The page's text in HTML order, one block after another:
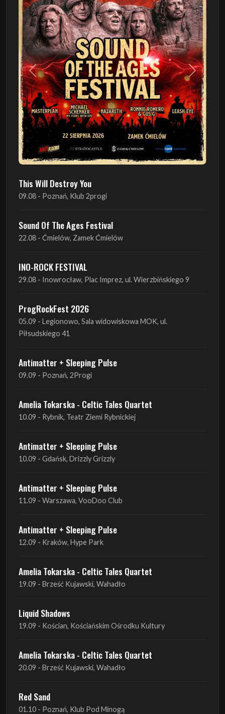
Poprzedni Następny
This Will Destroy You
09.08 - Poznań, Klub 2progi
Sound Of The Ages Festival
22.08 - Ćmielów, Zamek Ćmielów
INO-ROCK FESTIVAL
29.08 - Inowrocław, Plac Imprez, ul. Wierzbińskiego 9
ProgRockFest 2026
05.09 - Legionowo, Sala widowiskowa MOK, ul.
Piłsudskiego 41
Antimatter + Sleeping Pulse
09.09 - Poznań, 2Progi
Amelia Tokarska - Celtic Tales Quartet
10.09 - Rybnik, Teatr Ziemi Rybnickiej
Antimatter + Sleeping Pulse
10.09 - Gdańsk, Drizzly Grizzly
Antimatter + Sleeping Pulse
11.09 - Warszawa, VooDoo Club
Antimatter + Sleeping Pulse
12.09 - Kraków, Hype Park
Amelia Tokarska - Celtic Tales Quartet
19.09 - Brześć Kujawski, Wahadło
Liquid Shadows
19.09 - Kościan, Kościańskim Ośrodku Kultury
Amelia Tokarska - Celtic Tales Quartet
20.09 - Brześć Kujawski, Wahadło
Red Sand
01.10 - Poznań, Klub Pod Minogą